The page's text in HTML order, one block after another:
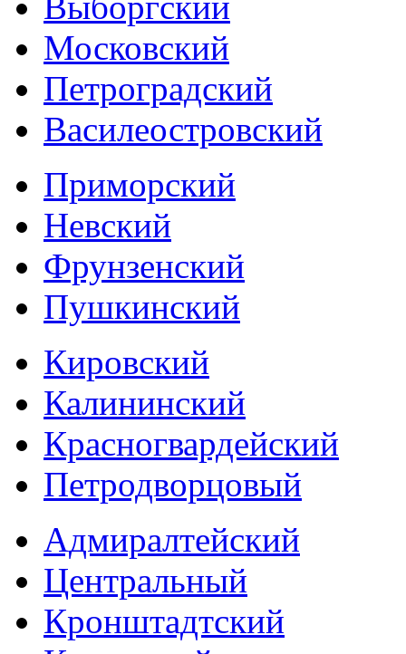
Московский
Петроградский
Василеостровский
Приморский
Невский
Фрунзенский
Пушкинский
Кировский
Калининский
Красногвардейский
Петродворцовый
Адмиралтейский
Центральный
Кронштадтский